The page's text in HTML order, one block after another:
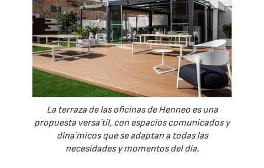
La terraza de las oficinas de Henneo es una
propuesta versa´til, con espacios comunicados y
dina´micos que se adaptan a todas las
necesidades y momentos del día.